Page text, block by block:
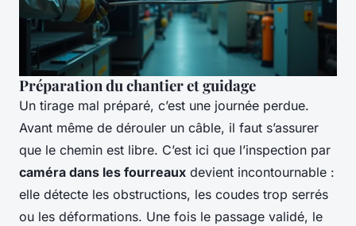
Préparation du chantier et guidage
Un tirage mal préparé, c’est une journée perdue.
Avant même de dérouler un câble, il faut s’assurer
que le chemin est libre. C’est ici que l’inspection par
caméra dans les fourreaux devient incontournable :
elle détecte les obstructions, les coudes trop serrés
ou les déformations. Une fois le passage validé, le